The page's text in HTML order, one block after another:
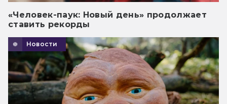
«Человек-паук: Новый день» продолжает
ставить рекорды
Новости